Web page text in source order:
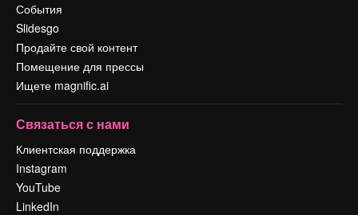
События
Slidesgo
Продайте свой контент
Помещение для прессы
Ищете magnific.ai
Связаться с нами
Клиентская поддержка
Instagram
YouTube
LinkedIn